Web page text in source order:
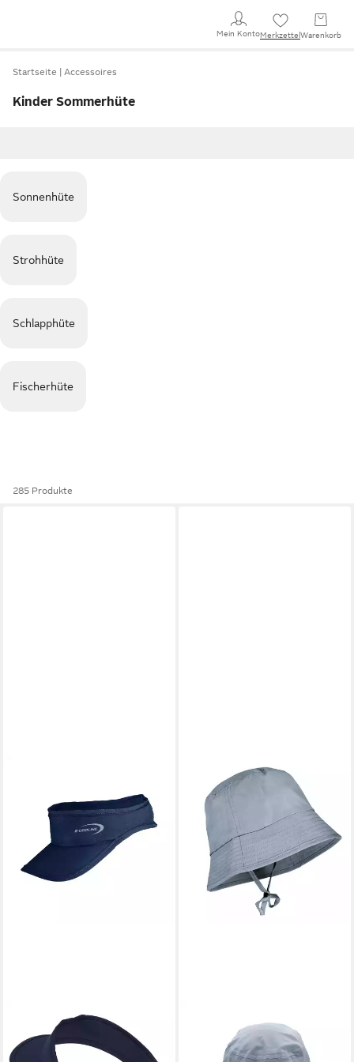
Mein KontoMerkzettel Warenkorb
Startseite Accessoires
Kinder Sommerhüte
Sonnenhüte
Strohhüte
Schlapphüte
Fischerhüte
285 Produkte